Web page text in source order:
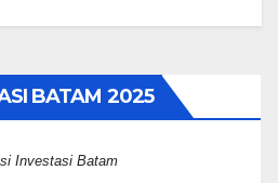
BATAM 2025
Investasi Batam